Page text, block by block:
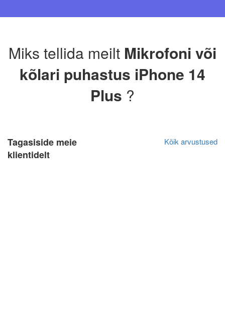
Miks tellida meilt Mikrofoni või
kõlari puhastus iPhone 14
Plus ?
Tagasiside meie
klientidelt
Kõik arvustused